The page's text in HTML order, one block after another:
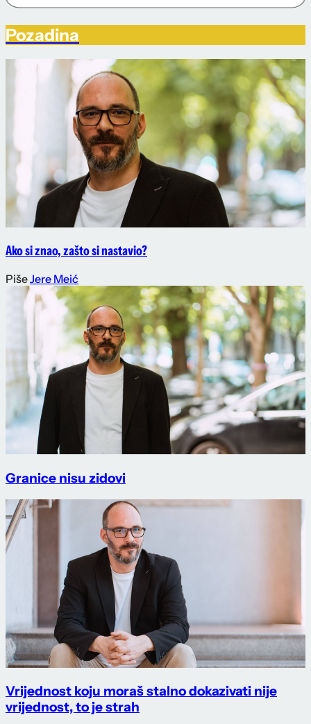
Pozadina
Ako si znao, zašto si nastavio?
PišeJere Meić
Granice nisu zidovi
Vrijednost koju moraš stalno dokazivati nije
vrijednost, to je strah